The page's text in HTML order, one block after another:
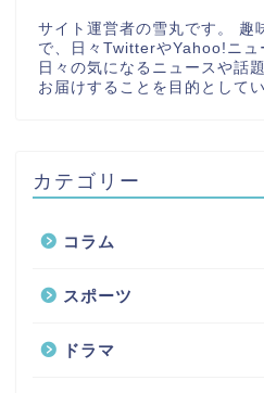
サイト運営者の雪丸です。 趣
で、日々TwitterやYahoo!ニュ
日々の気になるニュースや話
お届けすることを目的としてい
カテゴリー
コラム
スポーツ
ドラマ